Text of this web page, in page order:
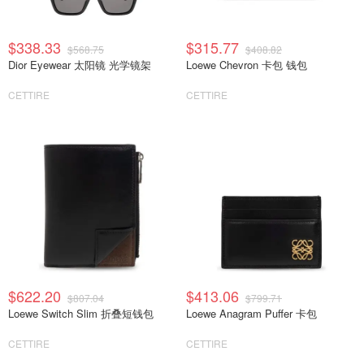
$338.33 $568.75
Dior Eyewear 太阳镜 光学镜架
CETTIRE
$315.77 $408.82
Loewe Chevron 卡包 钱包
CETTIRE
$622.20 $807.04
Loewe Switch Slim 折叠短钱包
CETTIRE
$413.06 $799.71
Loewe Anagram Puffer 卡包
CETTIRE